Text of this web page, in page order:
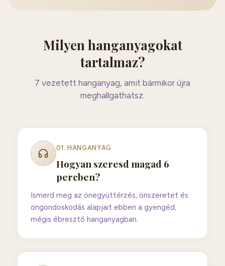
Milyen hanganyagokat
tartalmaz?
7 vezetett hanganyag, amit bármikor újra
meghallgathatsz.
01 . HANGANYAG
Hogyan szeresd magad 6
percben?
Ismerd meg az önegyüttérzés, önszeretet és
öngondoskodás alapjait ebben a gyengéd,
mégis ébresztő hanganyagban.